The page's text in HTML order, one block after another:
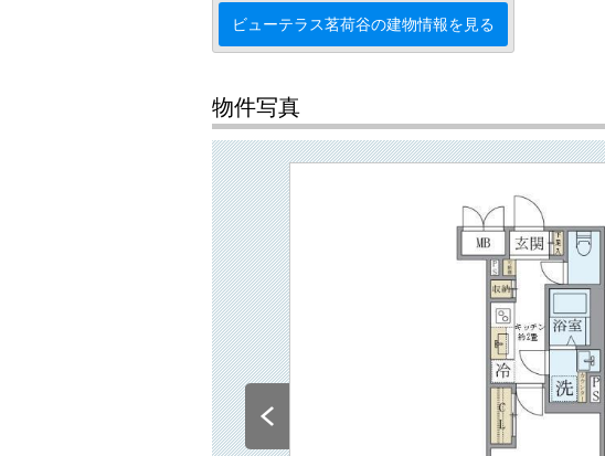
ビューテラス茗荷谷の建物情報を見る
物件写真